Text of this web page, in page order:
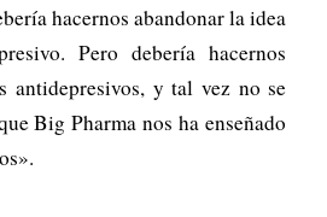
hacernos abandonar la idea
Pero debería hacernos
antidepresivos, y tal vez no se
Big Pharma nos ha enseñado